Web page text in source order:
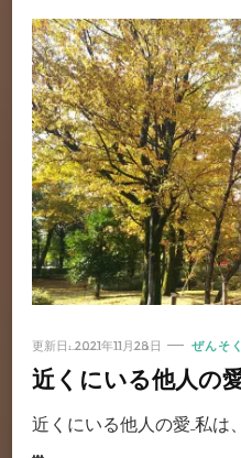
更新日:2021年11月28日 ぜんそく
近くにいる他人の
近くにいる他人の愛 私は
…